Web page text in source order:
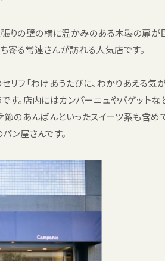
りの壁の横に温かみのある木製の扉が
寄る常連さんが訪れる人気店です。
フ「わけあうたびに、わかりあえる気
す。店内にはカンパーニュやバゲット
節のあんぱんといったスイーツ系も含
ン屋さんです。